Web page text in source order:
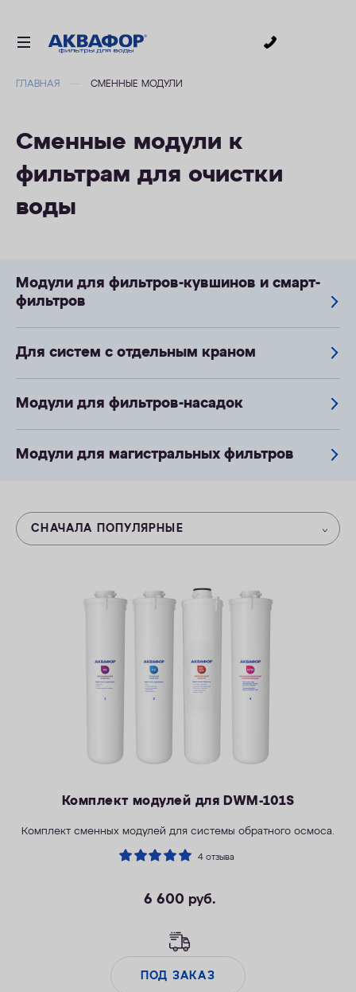
ДЛЯ ВАННОЙ
В КОТТЕДЖ
ДЛЯ БИЗНЕСА
ОПЛАТА
КОНТАКТЫ
ГЛАВНАЯ СМЕННЫЕ МОДУЛИ
Сменные модули к
фильтрам для очистки
воды
Модули для фильтров-кувшинов и смарт-
фильтров
Для систем с отдельным краном
Модули для фильтров-насадок
Модули для магистральных фильтров
СНАЧАЛА ПОПУЛЯРНЫЕ
Комплект модулей для DWM-101S
Комплект сменных модулей для системы обратного осмоса.
4 отзыва
6 600 руб.
ПОД ЗАКАЗ